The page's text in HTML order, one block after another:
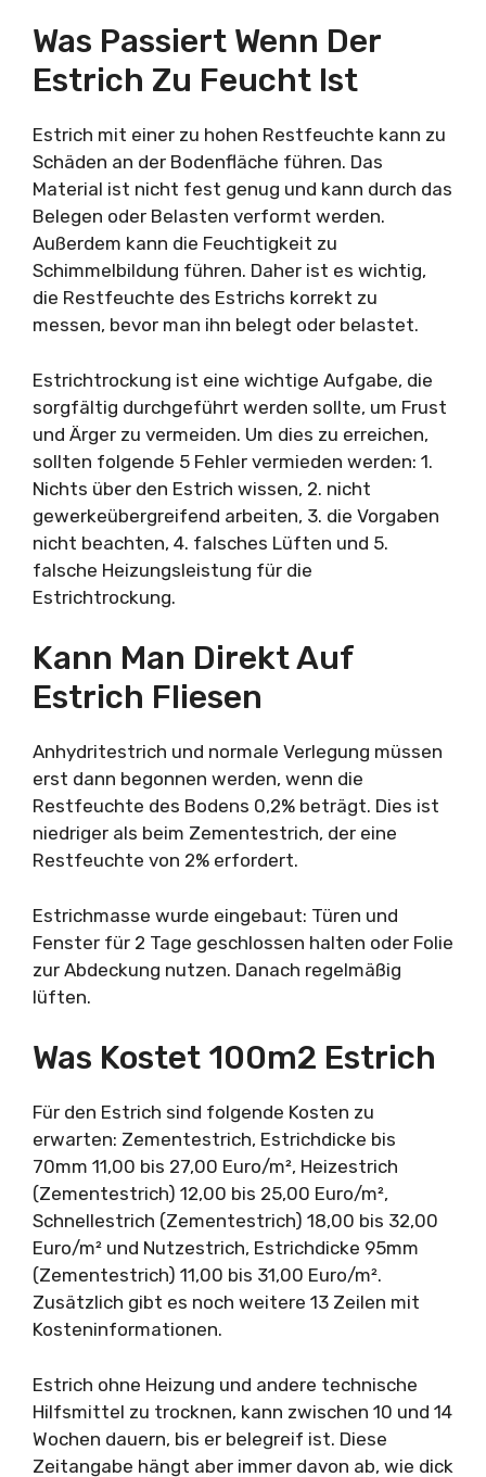
Was Passiert Wenn Der
Estrich Zu Feucht Ist
Estrich mit einer zu hohen Restfeuchte kann zu
Schäden an der Bodenfläche führen. Das
Material ist nicht fest genug und kann durch das
Belegen oder Belasten verformt werden.
Außerdem kann die Feuchtigkeit zu
Schimmelbildung führen. Daher ist es wichtig,
die Restfeuchte des Estrichs korrekt zu
messen, bevor man ihn belegt oder belastet.
Estrichtrockung ist eine wichtige Aufgabe, die
sorgfältig durchgeführt werden sollte, um Frust
und Ärger zu vermeiden. Um dies zu erreichen,
sollten folgende 5 Fehler vermieden werden: 1.
Nichts über den Estrich wissen, 2. nicht
gewerkeübergreifend arbeiten, 3. die Vorgaben
nicht beachten, 4. falsches Lüften und 5.
falsche Heizungsleistung für die
Estrichtrockung.
Kann Man Direkt Auf
Estrich Fliesen
Anhydritestrich und normale Verlegung müssen
erst dann begonnen werden, wenn die
Restfeuchte des Bodens 0,2% beträgt. Dies ist
niedriger als beim Zementestrich, der eine
Restfeuchte von 2% erfordert.
Estrichmasse wurde eingebaut: Türen und
Fenster für 2 Tage geschlossen halten oder Folie
zur Abdeckung nutzen. Danach regelmäßig
lüften.
Was Kostet 100m2 Estrich
Für den Estrich sind folgende Kosten zu
erwarten: Zementestrich, Estrichdicke bis
70mm 11,00 bis 27,00 Euro/m², Heizestrich
(Zementestrich) 12,00 bis 25,00 Euro/m²,
Schnellestrich (Zementestrich) 18,00 bis 32,00
Euro/m² und Nutzestrich, Estrichdicke 95mm
(Zementestrich) 11,00 bis 31,00 Euro/m².
Zusätzlich gibt es noch weitere 13 Zeilen mit
Kosteninformationen.
Estrich ohne Heizung und andere technische
Hilfsmittel zu trocknen, kann zwischen 10 und 14
Wochen dauern, bis er belegreif ist. Diese
Zeitangabe hängt aber immer davon ab, wie dick